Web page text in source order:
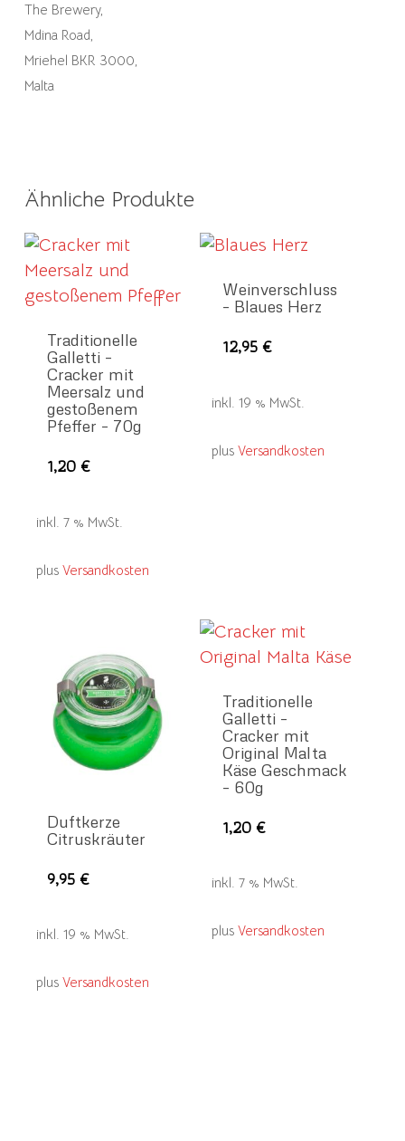
The Brewery,
Mdina Road,
Mriehel BKR 3000,
Malta
Ähnliche Produkte
Traditionelle
Galletti –
Cracker mit
Meersalz und
gestoßenem
Pfeffer – 70g
1,20€
inkl. 7 % MwSt.
plus Versandkosten
Weinverschluss
– Blaues Herz
12,95€
inkl. 19 % MwSt.
plusVersandkosten
Duftkerze
Citruskräuter
9,95€
inkl. 19 % MwSt.
plus Versandkosten
Traditionelle
Galletti –
Cracker mit
Original Malta
Käse Geschmack
– 60g
1,20€
inkl. 7 % MwSt.
plusVersandkosten